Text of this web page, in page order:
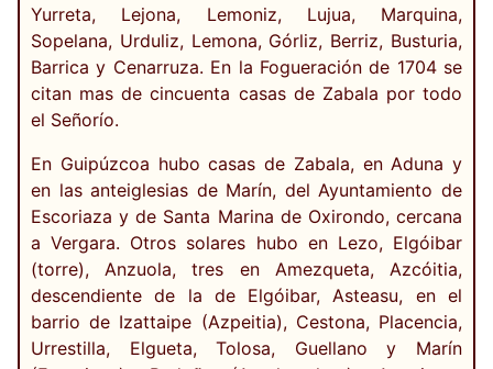
Yurreta, Lejona, Lemoniz, Lujua, Marquina,
Sopelana, Urduliz, Lemona, Górliz, Berriz, Busturia,
Barrica y Cenarruza. En la Fogueración de 1704 se
citan mas de cincuenta casas de Zabala por todo
el Señorío.
En Guipúzcoa hubo casas de Zabala, en Aduna y
en las anteiglesias de Marín, del Ayuntamiento de
Escoriaza y de Santa Marina de Oxirondo, cercana
a Vergara. Otros solares hubo en Lezo, Elgóibar
(torre), Anzuola, tres en Amezqueta, Azcóitia,
descendiente de la de Elgóibar, Asteasu, en el
barrio de Izattaipe (Azpeitia), Cestona, Placencia,
Urrestilla, Elgueta, Tolosa, Guellano y Marín